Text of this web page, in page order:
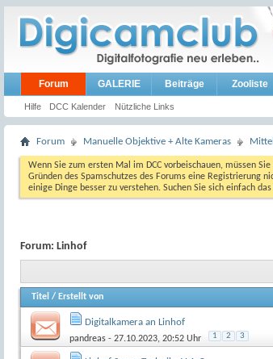
Forum
Hilfe DCC Kalender Nützliche Links
GALERIE Beiträge Zooliste
Forum Manuelle Objektive + Alte Kameras
Wenn Sie zum ersten Mal im DCC vorbeischauen, müssen Sie
Gründen des Spamschutzes des Forums eine Registrierung
einige Dinge besser zu verstehen. Suchen Sie sich einfach
Forum: Linhof
Titel / Erstellt von
Digitalkamera an Linhof
pandreas - 27.10.2023, 20:52 Uhr 1 2 3